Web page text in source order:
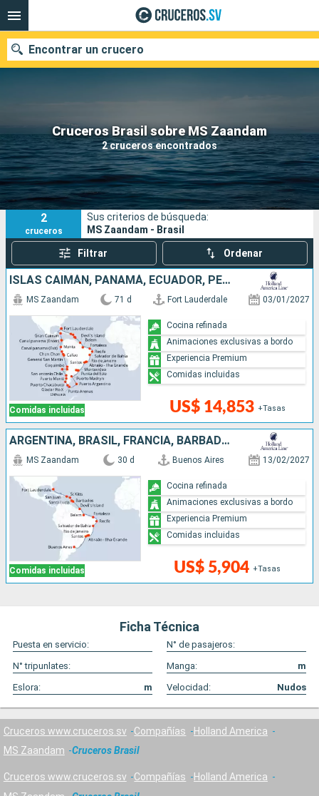
Cruceros Brasil sobre MS Zaandam
2 cruceros encontrados
Encontrar un crucero
Nuestros destinos
Fecha de salida
Puertos Compañías
Buscar
2
cruceros
Sus criterios de búsqueda:
MS Zaandam - Brasil
Filtrar Ordenar
ISLAS CAIMÁN, PANAMÁ, ECUADOR, PERÚ, CHILE, ARGENTINA, ISLAS MALVINAS, URUGUAY, BRASIL, FRANCIA, BARBADOS, SANTA LUCIA, ANTIGUA Y BARBUDA, PUERTO RICO, ESTADOS UNIDOS
Comidas incluidas
MS Zaandam 71 d Fort Lauderdale 03/01/2027
US$ 14,853 +Tasas
Cocina refinada
Animaciones exclusivas a bordo
Experiencia Premium
Comidas incluidas
ARGENTINA, BRASIL, FRANCIA, BARBADOS, SANTA LUCIA, ANTIGUA Y BARBUDA, PUERTO RICO, ESTADOS UNIDOS
Comidas incluidas
MS Zaandam 30 d Buenos Aires 13/02/2027
US$ 5,904 +Tasas
Cocina refinada
Animaciones exclusivas a bordo
Experiencia Premium
Comidas incluidas
Ficha Técnica
Puesta en servicio:
N° de pasajeros:
N° tripunlates:
Manga:
m
Eslora:
m Velocidad: Nudos
Cruceros www.cruceros.sv Compañías
Holland America
MS Zaandam
Cruceros Brasil
Cruceros www.cruceros.sv Compañías
Holland America